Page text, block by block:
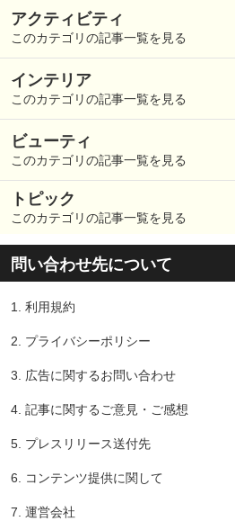
アクティビティ
このカテゴリの記事一覧を見る
インテリア
このカテゴリの記事一覧を見る
ビューティ
このカテゴリの記事一覧を見る
トピック
このカテゴリの記事一覧を見る
問い合わせ先について
1. 利用規約
2. プライバシーポリシー
3. 広告に関するお問い合わせ
4. 記事に関するご意見・ご感想
5. プレスリリース送付先
6. コンテンツ提供に関して
7. 運営会社